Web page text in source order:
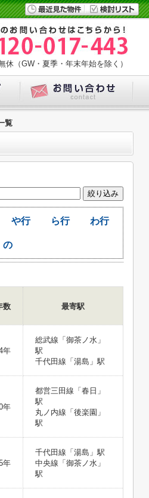
休（GW・夏季・年末年始を除く）
覧
や行 ら行 わ行
の
数 最寄駅
年
総武線「御茶ノ水」
駅
千代田線「湯島」駅
年
都営三田線「春日」
駅
丸ノ内線「後楽園」
駅
年
千代田線「湯島」駅
中央線「御茶ノ水」
駅